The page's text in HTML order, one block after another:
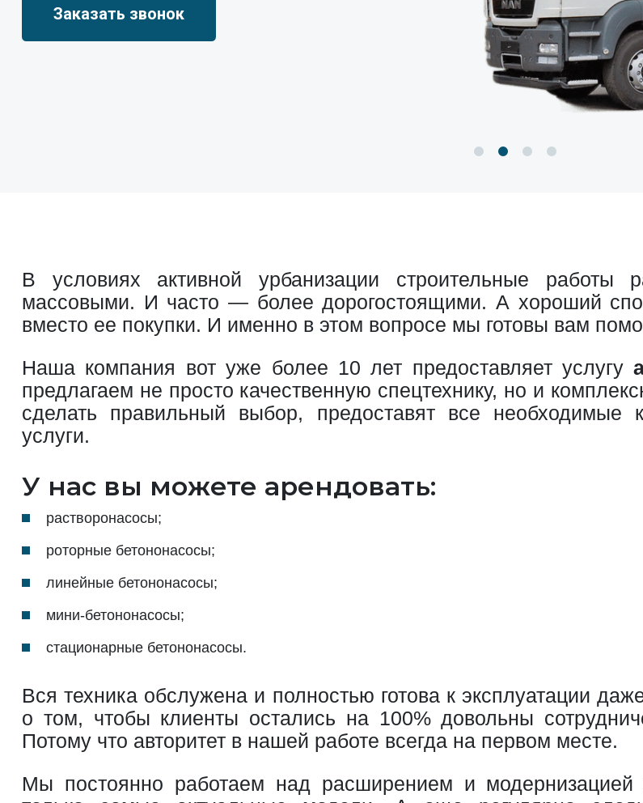
В условиях активной урбанизации строительные работы
массовыми. И часто — более дорогостоящими. А хороший
вместо ее покупки. И именно в этом вопросе мы готовы вам
Наша компания вот уже более 10 лет предоставляет услугу
предлагаем не просто качественную спецтехнику, но и
сделать правильный выбор, предоставят все необходимые
услуги.
У нас вы можете арендовать:
растворонасосы;
роторные бетононасосы;
линейные бетононасосы;
мини-бетононасосы;
стационарные бетононасосы.
Вся техника обслужена и полностью готова к эксплуатации
о том, чтобы клиенты остались на 100% довольны
Потому что авторитет в нашей работе всегда на первом месте.
Мы постоянно работаем над расширением и модернизацией